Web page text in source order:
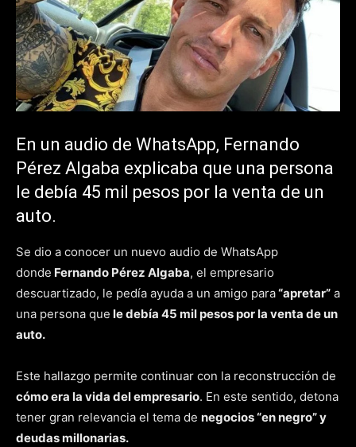
En un audio de WhatsApp, Fernando
Pérez Algaba explicaba que una persona
le debía 45 mil pesos por la venta de un
auto.
Se dio a conocer un nuevo audio de WhatsApp
donde Fernando Pérez Algaba, el empresario
descuartizado, le pedía ayuda a un amigo para“apretar” a
una persona que le debía 45 mil pesos por la venta de un
auto.
Este hallazgo permite continuar con la reconstrucción de
cómo era la vida del empresario. En este sentido, detona
tener gran relevancia el tema de negocios “en negro” y
deudas millonarias.